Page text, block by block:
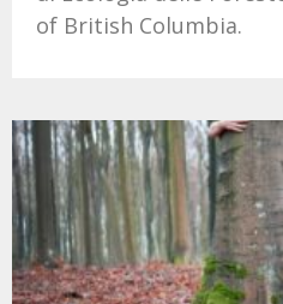
of British Columbia.